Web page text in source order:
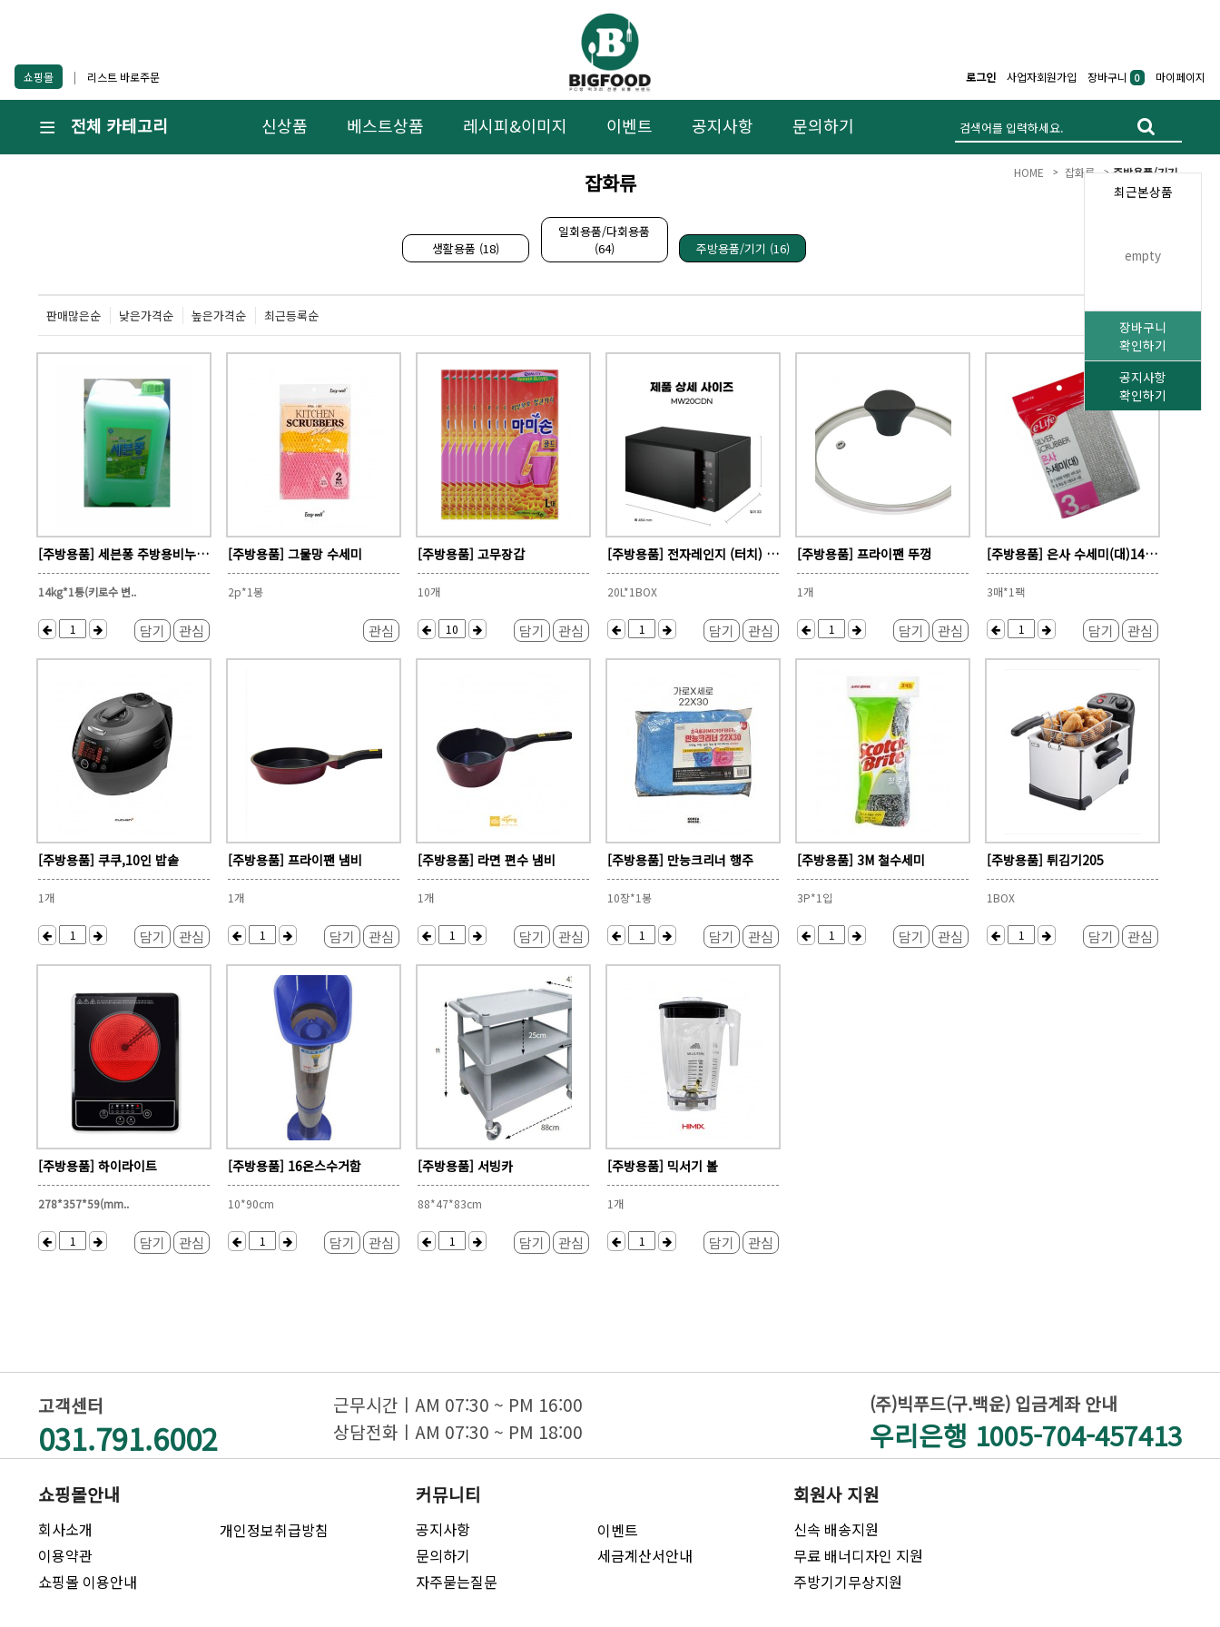
쇼핑몰 | 리스트 바로주문 로그인 사업자회원가입 장바구니 0 마이페이지
전체 카테고리 신상품 베스트상품 레시피&이미지 이벤트 공지사항 문의하기
HOME 잡화류 주방용품/기기
잡화류
생활용품 (18)
일회용품/다회용품
(64)
주방용품/기기 (16)
판매많은순 낮은가격순 높은가격순 최근등록순
[주방용품] 세븐퐁 주방용비누(구 서연퐁)
14kg*1통(키로수 변..
담기 관심
[주방용품] 그물망 수세미
2p*1봉
관심
[주방용품] 고무장갑
10개
담기 관심
[주방용품] 전자레인지 (터치) (랜덤배송)
20L*1BOX
담기 관심
[주방용품] 프라이팬 뚜껑
1개
담기 관심
[주방용품] 은사 수세미(대)14cm*18cm*1cm
3매*1팩
담기 관심
[주방용품] 쿠쿠,10인 밥솥
1개
담기 관심
[주방용품] 프라이팬 냄비
1개
담기 관심
[주방용품] 라면 편수 냄비
1개
담기 관심
[주방용품] 만능크리너 행주
10장*1봉
담기 관심
[주방용품] 3M 철수세미
3P*1입
담기 관심
[주방용품] 튀김기205
1BOX
담기 관심
[주방용품] 하이라이트
278*357*59(mm..
담기 관심
[주방용품] 16온스수거함
10*90cm
담기 관심
[주방용품] 서빙카
88*47*83cm
담기 관심
[주방용품] 믹서기 볼
1개
담기 관심
고객센터
031.791.6002
근무시간ㅣAM 07:30 ~ PM 16:00
상담전화ㅣAM 07:30 ~ PM 18:00
(주)빅푸드(구.백운) 입금계좌 안내
우리은행 1005-704-457413
쇼핑몰안내
회사소개
이용약관
쇼핑몰 이용안내
개인정보취급방침
커뮤니티
공지사항
문의하기
자주묻는질문
이벤트
세금계산서안내
회원사 지원
신속 배송지원
무료 배너디자인 지원
주방기기무상지원
최근본상품
empty
장바구니
확인하기
공지사항
확인하기